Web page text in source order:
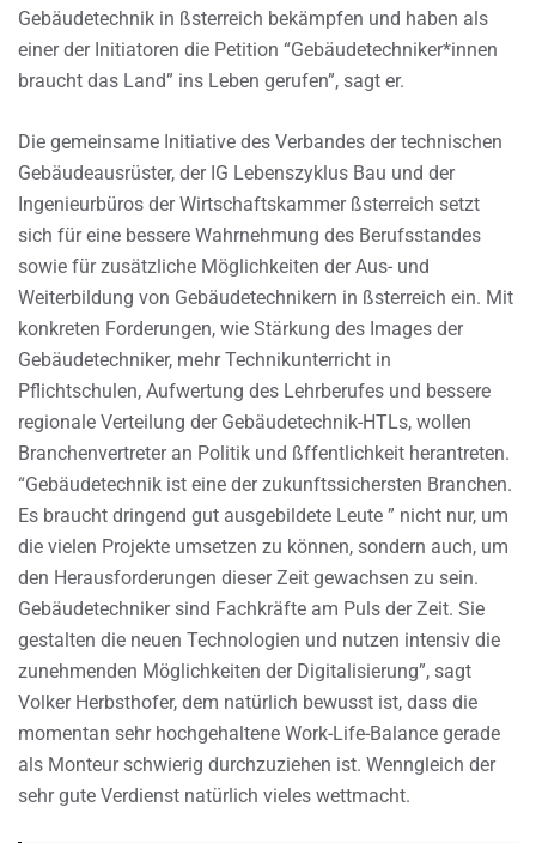
Gebäudetechnik in ßsterreich bekämpfen und haben als
einer der Initiatoren die Petition “Gebäudetechniker*innen
braucht das Land” ins Leben gerufen”, sagt er.
Die gemeinsame Initiative des Verbandes der technischen
Gebäudeausrüster, der IG Lebenszyklus Bau und der
Ingenieurbüros der Wirtschaftskammer ßsterreich setzt
sich für eine bessere Wahrnehmung des Berufsstandes
sowie für zusätzliche Möglichkeiten der Aus- und
Weiterbildung von Gebäudetechnikern in ßsterreich ein. Mit
konkreten Forderungen, wie Stärkung des Images der
Gebäudetechniker, mehr Technikunterricht in
Pflichtschulen, Aufwertung des Lehrberufes und bessere
regionale Verteilung der Gebäudetechnik-HTLs, wollen
Branchenvertreter an Politik und ßffentlichkeit herantreten.
“Gebäudetechnik ist eine der zukunftssichersten Branchen.
Es braucht dringend gut ausgebildete Leute ” nicht nur, um
die vielen Projekte umsetzen zu können, sondern auch, um
den Herausforderungen dieser Zeit gewachsen zu sein.
Gebäudetechniker sind Fachkräfte am Puls der Zeit. Sie
gestalten die neuen Technologien und nutzen intensiv die
zunehmenden Möglichkeiten der Digitalisierung”, sagt
Volker Herbsthofer, dem natürlich bewusst ist, dass die
momentan sehr hochgehaltene Work-Life-Balance gerade
als Monteur schwierig durchzuziehen ist. Wenngleich der
sehr gute Verdienst natürlich vieles wettmacht.